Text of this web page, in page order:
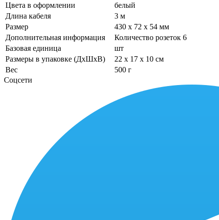
Цвета в оформлении
белый
Длина кабеля
3 м
Размер
430 x 72 x 54 мм
Дополнительная информация
Количество розеток 6
Базовая единица
шт
Размеры в упаковке (ДхШхВ)
22 x 17 x 10 см
Вес
500 г
Соцсети